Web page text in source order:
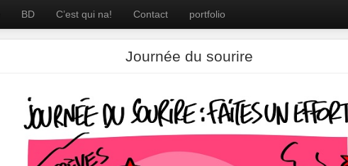
BD C’est qui na! Contact portfolio
Journée du sourire